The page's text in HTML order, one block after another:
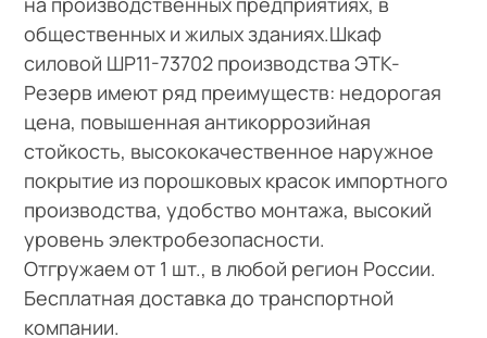
общественных и жилых зданиях.Шкаф
силовой ШР11-73702 производства ЭТК-
Резерв имеют ряд преимуществ: недорогая
цена, повышенная антикоррозийная
стойкость, высококачественное наружное
покрытие из порошковых красок импортного
производства, удобство монтажа, высокий
уровень электробезопасности.
Отгружаем от 1 шт., в любой регион России.
Бесплатная доставка до транспортной
компании.